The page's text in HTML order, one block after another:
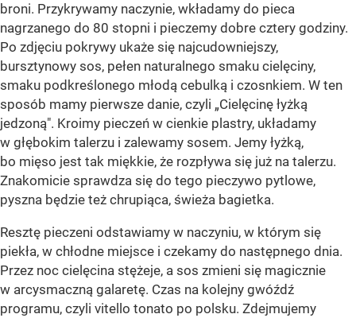
broni. Przykrywamy naczynie, wkładamy do pieca
nagrzanego do 80 stopni i pieczemy dobre cztery godziny.
Po zdjęciu pokrywy ukaże się najcudowniejszy,
bursztynowy sos, pełen naturalnego smaku cielęciny,
smaku podkreślonego młodą cebulką i czosnkiem. W ten
sposób mamy pierwsze danie, czyli „Cielęcinę łyżką
jedzoną". Kroimy pieczeń w cienkie plastry, układamy
w głębokim talerzu i zalewamy sosem. Jemy łyżką,
bo mięso jest tak miękkie, że rozpływa się już na talerzu.
Znakomicie sprawdza się do tego pieczywo pytlowe,
pyszna będzie też chrupiąca, świeża bagietka.
Resztę pieczeni odstawiamy w naczyniu, w którym się
piekła, w chłodne miejsce i czekamy do następnego dnia.
Przez noc cielęcina stężeje, a sos zmieni się magicznie
w arcysmaczną galaretę. Czas na kolejny gwóźdź
programu, czyli vitello tonato po polsku. Zdejmujemy